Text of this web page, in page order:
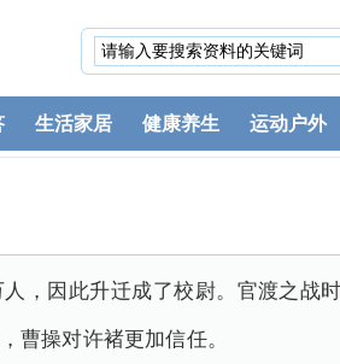
生活家居 健康养生 运动户外
，因此升迁成了校尉。官渡之战
曹操对许褚更加信任。